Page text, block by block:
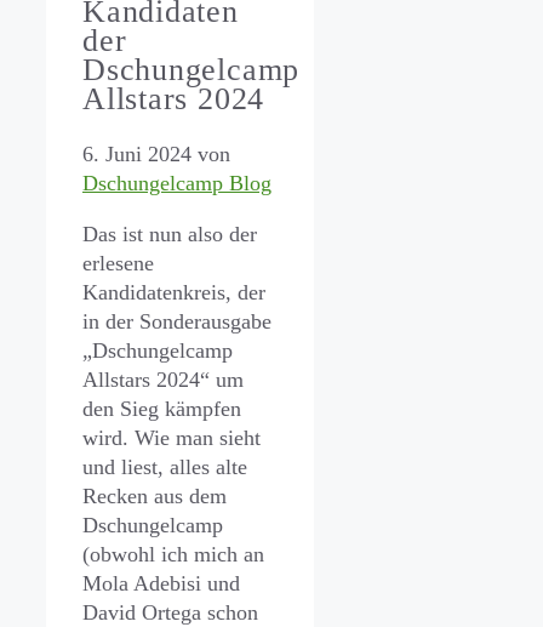
Kandidaten
der
Dschungelcamp
Allstars 2024
6. Juni 2024 von
Dschungelcamp Blog
Das ist nun also der
erlesene
Kandidatenkreis, der
in der Sonderausgabe
„Dschungelcamp
Allstars 2024“ um
den Sieg kämpfen
wird. Wie man sieht
und liest, alles alte
Recken aus dem
Dschungelcamp
(obwohl ich mich an
Mola Adebisi und
David Ortega schon